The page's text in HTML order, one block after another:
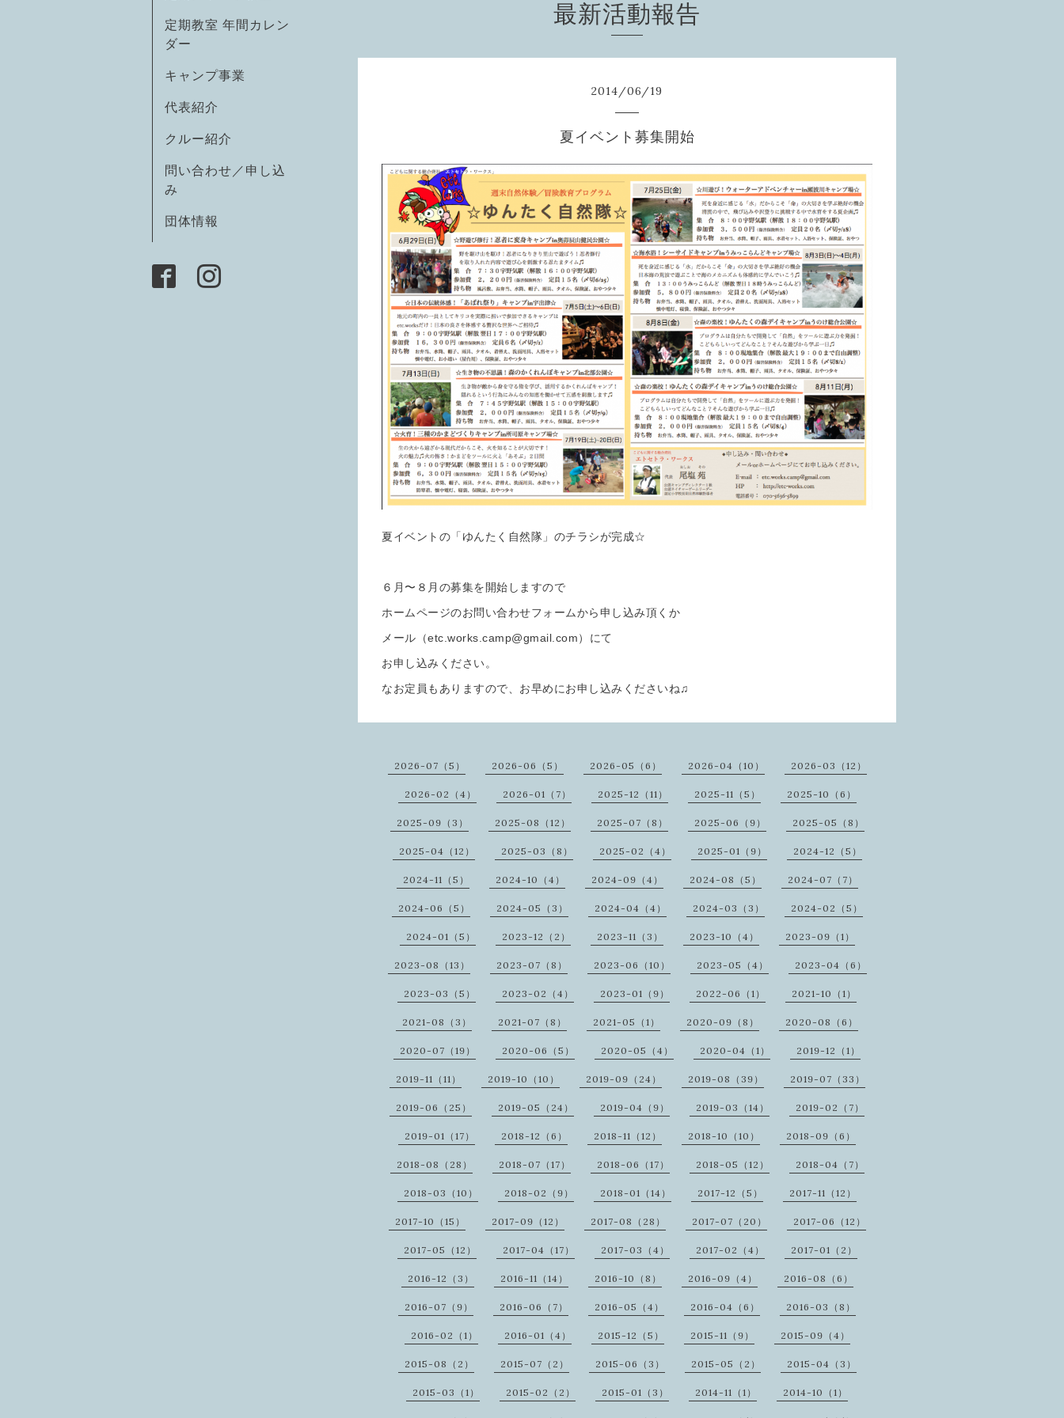
定期教室 年間カレン
ダー
キャンプ事業
代表紹介
クルー紹介
問い合わせ／申し込
み
団体情報
最新活動報告
2014/06/19
夏イベント募集開始
夏イベントの「ゆんたく自然隊」のチラシが完成☆
６月〜８月の募集を開始しますので
ホームページのお問い合わせフォームから申し込み頂くか
メール（etc.works.camp@gmail.com）にて
お申し込みください。
なお定員もありますので、お早めにお申し込みくださいね♫
2026-07（5） 2026-06（5） 2026-05（6） 2026-04（10） 2026-03（12）
2026-02（4） 2026-01（7） 2025-12（11） 2025-11（5） 2025-10（6）
2025-09（3） 2025-08（12） 2025-07（8） 2025-06（9） 2025-05（8）
2025-04（12） 2025-03（8） 2025-02（4） 2025-01（9） 2024-12（5）
2024-11（5） 2024-10（4） 2024-09（4） 2024-08（5） 2024-07（7）
2024-06（5） 2024-05（3） 2024-04（4） 2024-03（3） 2024-02（5）
2024-01（5） 2023-12（2） 2023-11（3） 2023-10（4） 2023-09（1）
2023-08（13） 2023-07（8） 2023-06（10） 2023-05（4） 2023-04（6）
2023-03（5） 2023-02（4） 2023-01（9） 2022-06（1） 2021-10（1）
2021-08（3） 2021-07（8） 2021-05（1） 2020-09（8） 2020-08（6）
2020-07（19） 2020-06（5） 2020-05（4） 2020-04（1） 2019-12（1）
2019-11（11） 2019-10（10） 2019-09（24） 2019-08（39） 2019-07（33）
2019-06（25） 2019-05（24） 2019-04（9） 2019-03（14） 2019-02（7）
2019-01（17） 2018-12（6） 2018-11（12） 2018-10（10） 2018-09（6）
2018-08（28） 2018-07（17） 2018-06（17） 2018-05（12） 2018-04（7）
2018-03（10） 2018-02（9） 2018-01（14） 2017-12（5） 2017-11（12）
2017-10（15） 2017-09（12） 2017-08（28） 2017-07（20） 2017-06（12）
2017-05（12） 2017-04（17） 2017-03（4） 2017-02（4） 2017-01（2）
2016-12（3） 2016-11（14） 2016-10（8） 2016-09（4） 2016-08（6）
2016-07（9） 2016-06（7） 2016-05（4） 2016-04（6） 2016-03（8）
2016-02（1） 2016-01（4） 2015-12（5） 2015-11（9） 2015-09（4）
2015-08（2） 2015-07（2） 2015-06（3） 2015-05（2） 2015-04（3）
2015-03（1） 2015-02（2） 2015-01（3） 2014-11（1） 2014-10（1）